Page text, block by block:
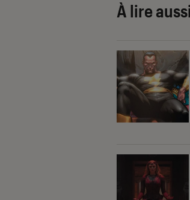
À lire